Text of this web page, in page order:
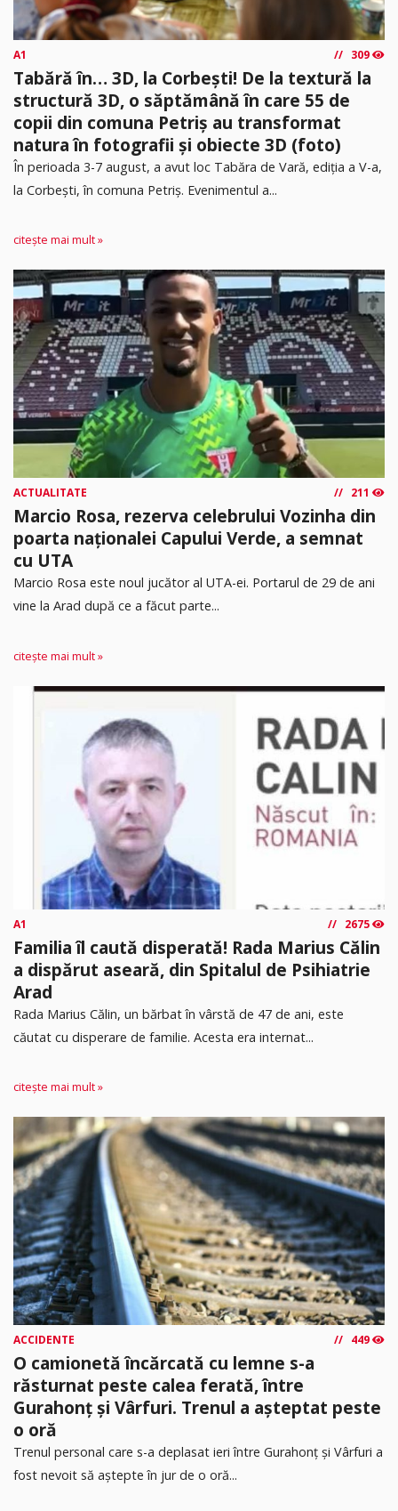
A1 309
Tabără în… 3D, la Corbești! De la textură la
structură 3D, o săptămână în care 55 de
copii din comuna Petriș au transformat
natura în fotografii și obiecte 3D (foto)
În perioada 3-7 august, a avut loc Tabăra de Vară, ediția a V-a,
la Corbești, în comuna Petriș. Evenimentul a...
citește mai mult »
ACTUALITATE 211
Marcio Rosa, rezerva celebrului Vozinha din
poarta naționalei Capului Verde, a semnat
cu UTA
Marcio Rosa este noul jucător al UTA-ei. Portarul de 29 de ani
vine la Arad după ce a făcut parte...
citește mai mult »
A1 2675
Familia îl caută disperată! Rada Marius Călin
a dispărut aseară, din Spitalul de Psihiatrie
Arad
Rada Marius Călin, un bărbat în vârstă de 47 de ani, este
căutat cu disperare de familie. Acesta era internat...
citește mai mult »
ACCIDENTE 449
O camionetă încărcată cu lemne s-a
răsturnat peste calea ferată, între
Gurahonț și Vârfuri. Trenul a așteptat peste
o oră
Trenul personal care s-a deplasat ieri între Gurahonț și Vârfuri a
fost nevoit să aștepte în jur de o oră...